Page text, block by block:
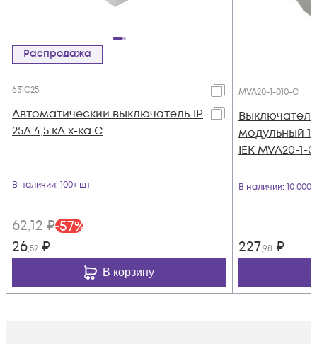
Распродажа
631C25
Автоматический выключатель 1Р
25А 4,5 кА х-ка С
В наличии: 100+ шт
62,12 ₽-57%
26,52 ₽
В корзину
MVA20-1-010-C
модульный
IEK MVA20-1-
В наличии: 10
227,98 ₽